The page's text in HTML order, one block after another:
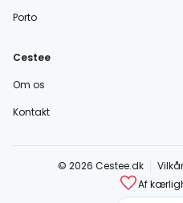
Porto
Cestee
Om os
Kontakt
© 2026 Cestee.dk Vilkår
Af